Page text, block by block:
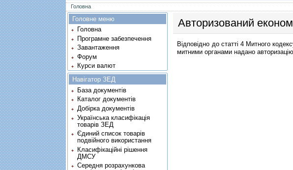
Ви є тут
Головна
Авторизований
Відповідно до статті 4 Митного
митними органами надано
Головне меню
Головна
Програмне забезпечення
Завантаження
Форум
Курси валют
Навігатор ЗЕД
База документів
Каталог документів
Добірка документів
Українська класифікація
товарів ЗЕД
Єдиний список товарів
подвійного використання
Класифікаційні рішення
ДМСУ
Середня розрахункова